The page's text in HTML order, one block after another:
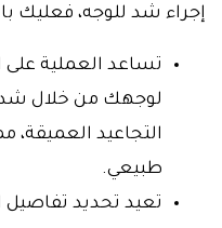
إجراء شد للوجه، فعليك
تساعد العملية
لوجهك من خلال شد
التجاعيد
طبيعي.
تعيد تحديد